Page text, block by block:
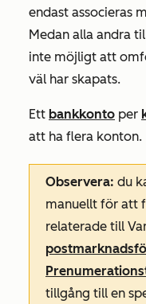
endast associeras
Medan alla andra
inte möjligt att
väl har skapats.
Ett bankkonto per
att ha flera konton.
Observera: du
manuellt för att
relaterade till
tillgång till en